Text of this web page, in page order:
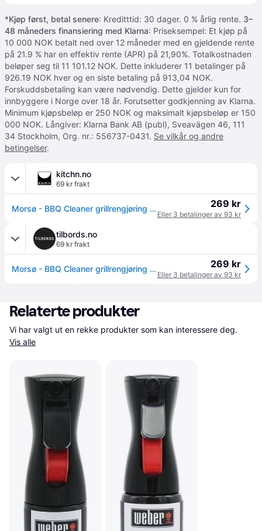
*Kjøp først, betal senere: Kreditttid: 30 dager. 0 % årlig rente. 3–
48 måneders finansiering med Klarna: Priseksempel: Et kjøp på
10 000 NOK betalt ned over 12 måneder med en gjeldende rente
på 21.9 % har en effektiv rente (APR) på 21,90%. Totalkostnaden
beløper seg til 11 101.12 NOK. Dette inkluderer 11 betalinger på
926.19 NOK hver og en siste betaling på 913,04 NOK.
Forskuddsbetaling kan være nødvendig. Dette gjelder kun for
innbyggere i Norge over 18 år. Forutsetter godkjenning av Klarna.
Minimum kjøpsbeløp er 250 NOK og maksimalt kjøpsbeløp er 150
000 NOK. Långiver: Klarna Bank AB (publ), Sveavägen 46, 111
34 Stockholm, Org. nr.: 556737-0431. Se vilkår og andre
betingelser.
kitchn.no
69 kr frakt
Morsø - BBQ Cleaner grillrengjøring 1L 269 kr
Eller 3 betalinger av 93 kr
tilbords.no
69 kr frakt
Morsø - BBQ Cleaner grillrengjøring 1L 269 kr
Eller 3 betalinger av 93 kr
Relaterte produkter
Vis alle